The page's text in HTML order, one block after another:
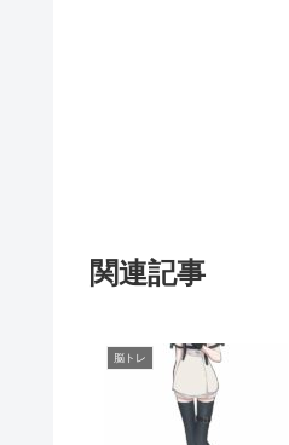
関連記事
脳トレ